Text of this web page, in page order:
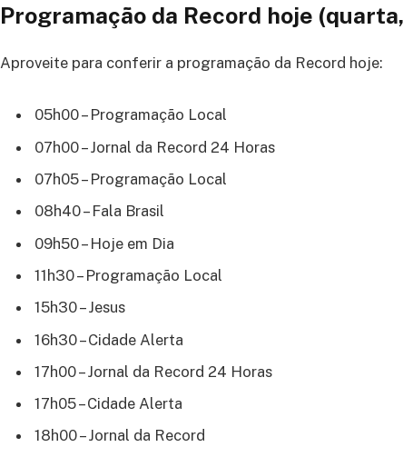
Programação da Record hoje
Aproveite para conferir a programação da Record hoje:
05h00 – Programação Local
07h00 – Jornal da Record 24 Horas
07h05 – Programação Local
08h40 – Fala Brasil
09h50 – Hoje em Dia
11h30 – Programação Local
15h30 – Jesus
16h30 – Cidade Alerta
17h00 – Jornal da Record 24 Horas
17h05 – Cidade Alerta
18h00 – Jornal da Record